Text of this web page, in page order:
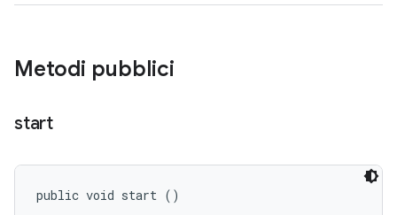
Metodi pubblici
start
public void start ()